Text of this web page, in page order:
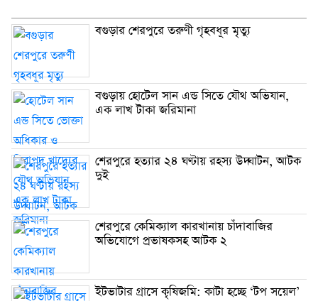
বগুড়ার শেরপুরে তরুণী গৃহবধূর মৃত্যু
বগুড়ায় হোটেল সান এন্ড সিতে যৌথ অভিযান,
এক লাখ টাকা জরিমানা
শেরপুরে হত্যার ২৪ ঘণ্টায় রহস্য উদ্ঘাটন, আটক
দুই
শেরপুরে কেমিক্যাল কারখানায় চাঁদাবাজির
অভিযোগে প্রভাষকসহ আটক ২
ইটভাটার গ্রাসে কৃষিজমি: কাটা হচ্ছে ‘টপ সয়েল’